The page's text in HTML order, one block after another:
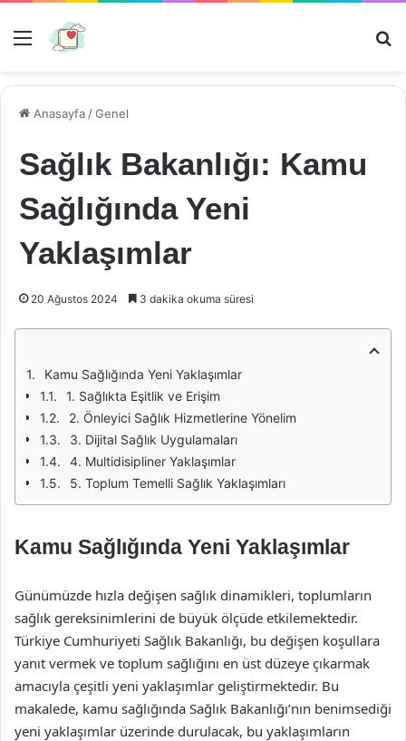
Menü
Anasayfa /Genel
Sağlık Bakanlığı: Kamu
Sağlığında Yeni
Yaklaşımlar
20 Ağustos 2024 3 dakika okuma süresi
Kamu Sağlığında Yeni Yaklaşımlar
1. Sağlıkta Eşitlik ve Erişim
2. Önleyici Sağlık Hizmetlerine Yönelim
3. Dijital Sağlık Uygulamaları
4. Multidisipliner Yaklaşımlar
5. Toplum Temelli Sağlık Yaklaşımları
Kamu Sağlığında Yeni Yaklaşımlar
Günümüzde hızla değişen sağlık dinamikleri, toplumların
sağlık gereksinimlerini de büyük ölçüde etkilemektedir.
Türkiye Cumhuriyeti Sağlık Bakanlığı, bu değişen koşullara
yanıt vermek ve toplum sağlığını en üst düzeye çıkarmak
amacıyla çeşitli yeni yaklaşımlar geliştirmektedir. Bu
makalede, kamu sağlığında Sağlık Bakanlığı’nın benimsediği
yeni yaklaşımlar üzerinde durulacak, bu yaklaşımların